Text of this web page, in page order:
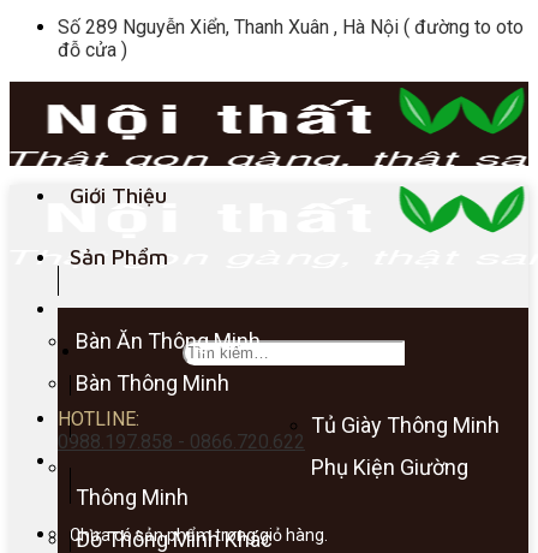
Số 289 Nguyễn Xiển, Thanh Xuân , Hà Nội ( đường to oto
đỗ cửa )
HOTLINE:
0988.197.858 - 0866.720.622
Chưa có sản phẩm trong giỏ hàng.
Giới Thiệu
Sản Phẩm
Bàn Ăn Thông Minh
Bàn Thông Minh
Tủ Giày Thông Minh
Phụ Kiện Giường
Thông Minh
Đồ Thông Minh Khác